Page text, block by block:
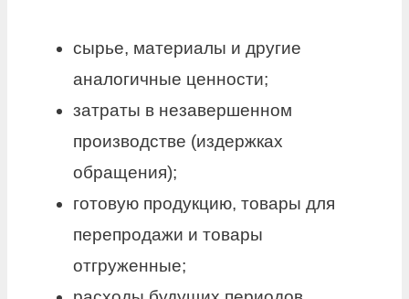
сырье, материалы и другие
аналогичные ценности;
затраты в незавершенном
производстве (издержках
обращения);
готовую продукцию, товары для
перепродажи и товары
отгруженные;